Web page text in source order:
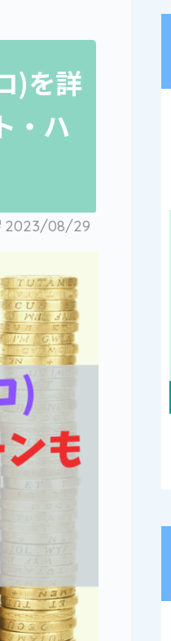
)を詳
・ハ
2023/08/29